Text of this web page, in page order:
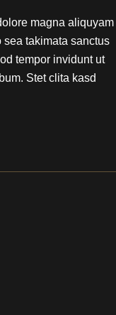
magna aliquyam
sea takimata sanctus
tempor invidunt ut
Stet clita kasd